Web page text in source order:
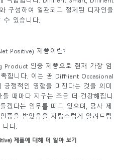
구성하여 일관되고 절제된 디자인을
수 있습니다.
Positive) 제품이란?
Product 인증 제품으로 현재 가장 엄
합니다. 이는 곧 Diffrient Occasional
정적인 영향을 미친다는 것을 의미
때마다 지구는 조금 더 건강해집니
겠다는 임무를 띠고 있으며, 당사 제
증을 받았음을 자랑스럽게 알려드립
니다.
제품에 대해 더 알아 보기